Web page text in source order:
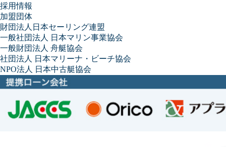
採用情報
加盟団体
財団法人日本セーリング連盟
一般社団法人 日本マリン事業協会
一般財団法人 舟艇協会
社団法人 日本マリーナ・ビーチ協会
NPO法人 日本中古艇協会